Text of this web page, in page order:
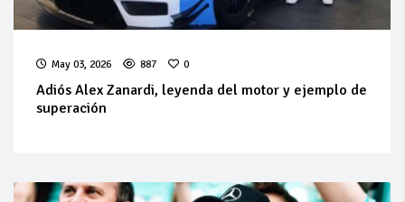
May 03, 2026 887 0
Adiós Alex Zanardi, leyenda del motor y ejemplo de
superación